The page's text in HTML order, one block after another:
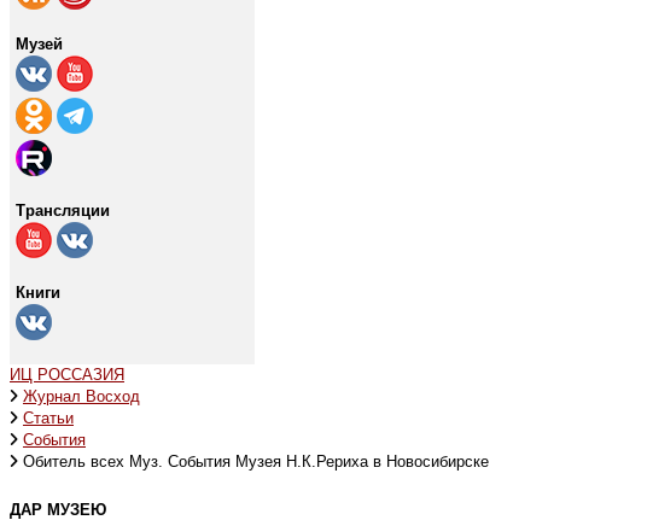
Музей
Трансляции
Книги
ИЦ РОССАЗИЯ
Журнал Восход
Статьи
События
Обитель всех Муз. События Музея Н.К.Рериха в Новосибирске
ДАР МУЗЕЮ